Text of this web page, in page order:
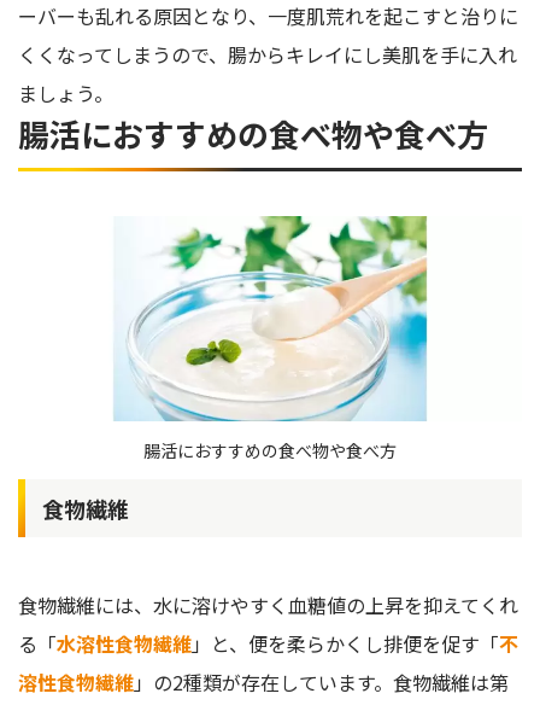
ーバーも乱れる原因となり、一度肌荒れを起こすと治りに
くくなってしまうので、腸からキレイにし美肌を手に入れ
ましょう。
腸活におすすめの食べ物や食べ方
腸活におすすめの食べ物や食べ方
食物繊維
食物繊維には、水に溶けやすく血糖値の上昇を抑えてくれ
る「水溶性食物繊維」と、便を柔らかくし排便を促す「不
溶性食物繊維」の2種類が存在しています。食物繊維は第